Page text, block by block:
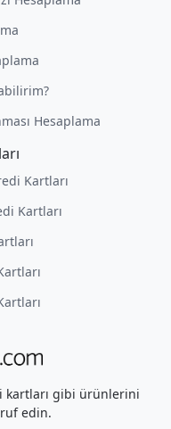
Hesaplama
Kartları
Kartları
kartları gibi ürünlerini
edin.